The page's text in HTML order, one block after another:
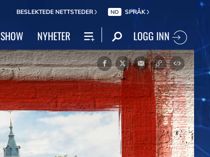
BESLEKTEDE NETTSTEDER NO SPRÅK
SHOW NYHETER LOGG INN